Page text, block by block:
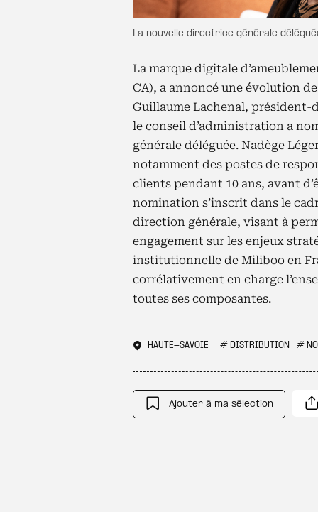
La nouvelle directrice générale
La marque digitale
CA), a annoncé une évolution
Guillaume Lachenal, président-
le conseil d’administration a
générale déléguée. Nadège
notamment des postes de
clients pendant 10 ans, avant
nomination s’inscrit dans le
direction générale, visant à
engagement sur les enjeux
institutionnelle de Miliboo en
corrélativement en charge
toutes ses composantes.
HAUTE-SAVOIE # DISTRIBUTION #
Ajouter à ma sélection